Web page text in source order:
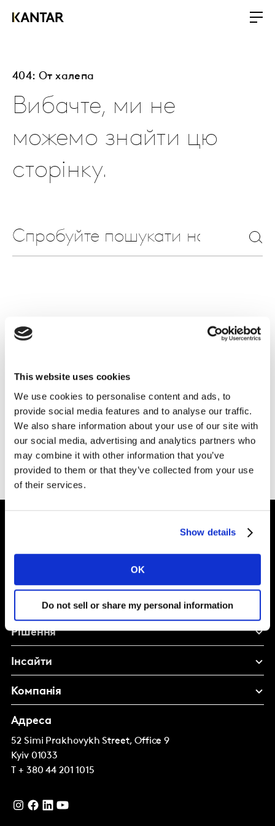
This website uses cookies
We use cookies to personalise content and ads, to
provide social media features and to analyse our traffic.
We also share information about your use of our site with
our social media, advertising and analytics partners who
may combine it with other information that you’ve
provided to them or that they’ve collected from your use
of their services.
Show details
OK
Do not sell or share my personal information
404: От халепа
Вибачте, ми не
можемо знайти цю
сторінку.
На головну
... або пошукайте серед
нашої екпертизичисекторів, в яких ми
працюємо.
Потрібна допомога?
Написати нам.
Shape your
brand future
Рішення
Інсайти
Компанія
Адреса
52 Simi Prakhovykh Street, Office 9
Kyiv 01033
+ 380 44 201 1015